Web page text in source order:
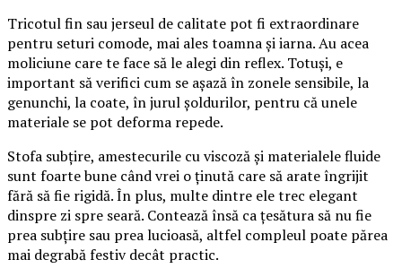
Tricotul fin sau jerseul de calitate pot fi extraordinare
pentru seturi comode, mai ales toamna și iarna. Au acea
moliciune care te face să le alegi din reflex. Totuși, e
important să verifici cum se așază în zonele sensibile, la
genunchi, la coate, în jurul șoldurilor, pentru că unele
materiale se pot deforma repede.
Stofa subțire, amestecurile cu viscoză și materialele fluide
sunt foarte bune când vrei o ținută care să arate îngrijit
fără să fie rigidă. În plus, multe dintre ele trec elegant
dinspre zi spre seară. Contează însă ca țesătura să nu fie
prea subțire sau prea lucioasă, altfel compleul poate părea
mai degrabă festiv decât practic.